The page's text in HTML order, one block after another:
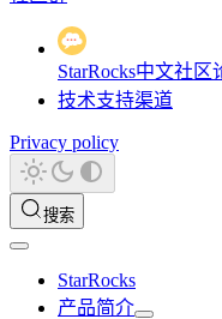
StarRocks中文社区
技术支持渠道
Privacy policy
搜索
StarRocks
产品简介